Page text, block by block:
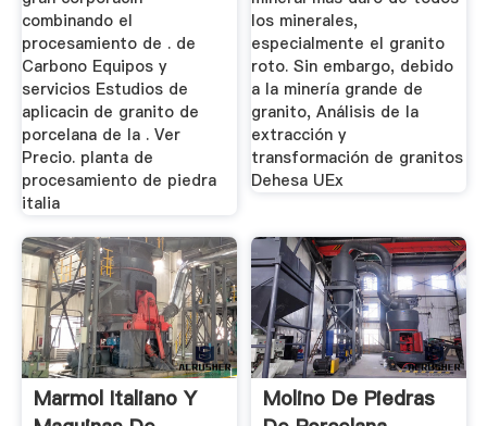
combinando el
procesamiento de . de
Carbono Equipos y
servicios Estudios de
aplicacin de granito de
porcelana de la . Ver
Precio. planta de
procesamiento de piedra
italia
los minerales,
especialmente el granito
roto. Sin embargo, debido
a la minería grande de
granito, Análisis de la
extracción y
transformación de granitos
Dehesa UEx
Marmol Italiano Y
Molino De Piedras